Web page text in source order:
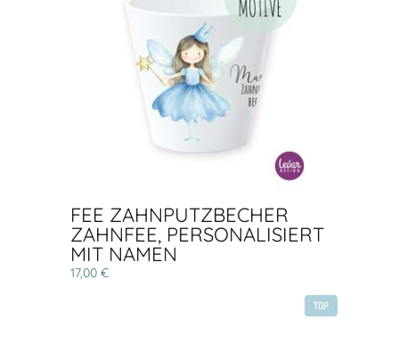
FEE ZAHNPUTZBECHER
ZAHNFEE, PERSONALISIERT
MIT NAMEN
17,00 €
TOP